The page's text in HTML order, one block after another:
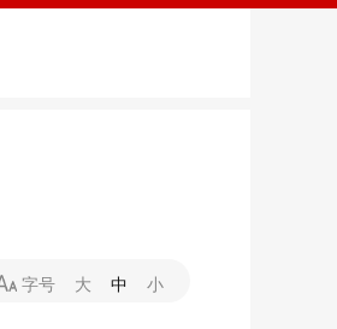
字号 大 中 小